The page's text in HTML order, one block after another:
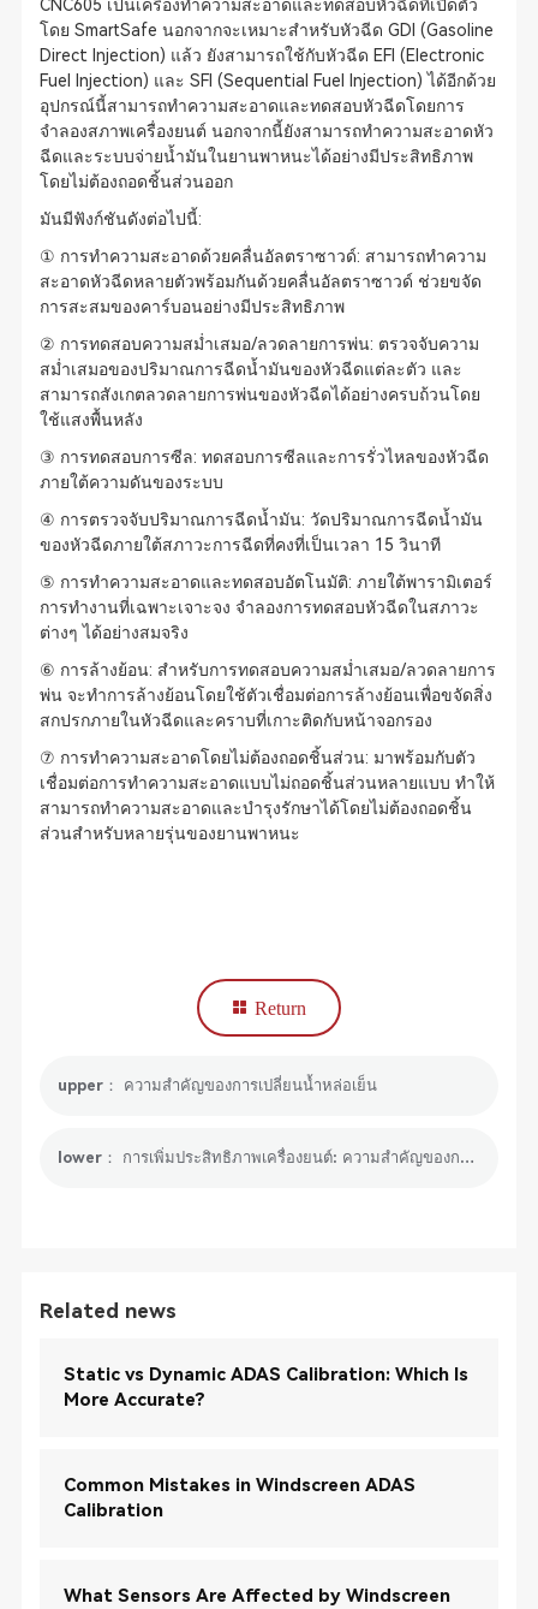
CNC605 เป็นเครื่องทำความสะอาดและทดสอบหัวฉีดที่เปิดตัว
โดย SmartSafe นอกจากจะเหมาะสำหรับหัวฉีด GDI (Gasoline
Direct Injection) แล้ว ยังสามารถใช้กับหัวฉีด EFI (Electronic
Fuel Injection) และ SFI (Sequential Fuel Injection) ได้อีกด้วย
อุปกรณ์นี้สามารถทำความสะอาดและทดสอบหัวฉีดโดยการ
จำลองสภาพเครื่องยนต์ นอกจากนี้ยังสามารถทำความสะอาดหัว
ฉีดและระบบจ่ายน้ำมันในยานพาหนะได้อย่างมีประสิทธิภาพ
โดยไม่ต้องถอดชิ้นส่วนออก
มันมีฟังก์ชันดังต่อไปนี้:
① การทำความสะอาดด้วยคลื่นอัลตราซาวด์: สามารถทำความ
สะอาดหัวฉีดหลายตัวพร้อมกันด้วยคลื่นอัลตราซาวด์ ช่วยขจัด
การสะสมของคาร์บอนอย่างมีประสิทธิภาพ
② การทดสอบความสม่ำเสมอ/ลวดลายการพ่น: ตรวจจับความ
สม่ำเสมอของปริมาณการฉีดน้ำมันของหัวฉีดแต่ละตัว และ
สามารถสังเกตลวดลายการพ่นของหัวฉีดได้อย่างครบถ้วนโดย
ใช้แสงพื้นหลัง
③ การทดสอบการซีล: ทดสอบการซีลและการรั่วไหลของหัวฉีด
ภายใต้ความดันของระบบ
④ การตรวจจับปริมาณการฉีดน้ำมัน: วัดปริมาณการฉีดน้ำมัน
ของหัวฉีดภายใต้สภาวะการฉีดที่คงที่เป็นเวลา 15 วินาที
⑤ การทำความสะอาดและทดสอบอัตโนมัติ: ภายใต้พารามิเตอร์
การทำงานที่เฉพาะเจาะจง จำลองการทดสอบหัวฉีดในสภาวะ
ต่างๆ ได้อย่างสมจริง
⑥ การล้างย้อน: สำหรับการทดสอบความสม่ำเสมอ/ลวดลายการ
พ่น จะทำการล้างย้อนโดยใช้ตัวเชื่อมต่อการล้างย้อนเพื่อขจัดสิ่ง
สกปรกภายในหัวฉีดและคราบที่เกาะติดกับหน้าจอกรอง
⑦ การทำความสะอาดโดยไม่ต้องถอดชิ้นส่วน: มาพร้อมกับตัว
เชื่อมต่อการทำความสะอาดแบบไม่ถอดชิ้นส่วนหลายแบบ ทำให้
สามารถทำความสะอาดและบำรุงรักษาได้โดยไม่ต้องถอดชิ้น
ส่วนสำหรับหลายรุ่นของยานพาหนะ
Return
upper： ความสำคัญของการเปลี่ยนน้ำหล่อเย็น
lower： การเพิ่มประสิทธิภาพเครื่องยนต์: ความสำคัญของการรีเซ็ต A/F
Related news
Static vs Dynamic ADAS Calibration: Which Is
More Accurate?
Common Mistakes in Windscreen ADAS
Calibration
What Sensors Are Affected by Windscreen